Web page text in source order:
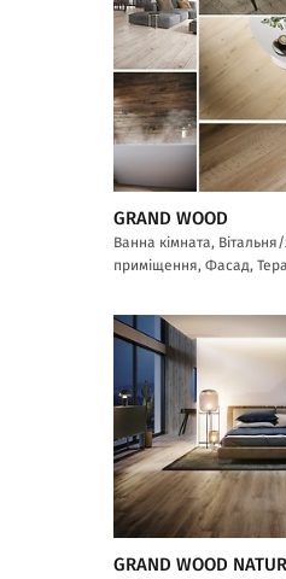
GRAND WOOD
Ванна кімната,
приміщення, Фасад,
GRAND WOOD